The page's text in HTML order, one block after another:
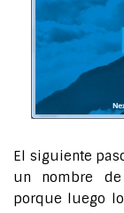
El siguiente
un nombre
porque luego